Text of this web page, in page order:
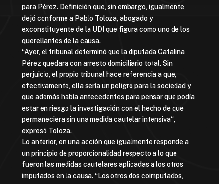
para Pérez. Definición que, sin embargo, igualmente
dejó conforme a Pablo Toloza, abogado y
exconstituyente de la UDI que figura como uno de los
querellantes de la causa.
“Ayer, el tribunal determinó que la diputada Catalina
Pérez quedara con arresto domiciliario total. Sin
perjuicio, el propio tribunal hace referencia a que,
efectivamente, ella sería un peligro para la sociedad y
que además había antecedentes para pensar que podía
estar en riesgo la investigación con el hecho de que
permaneciera sin una medida cautelar intensiva“,
expresó Toloza.
Lo anterior, en una acción que igualmente responde a
un principio de proporcionalidad respecto a lo que
fueron las medidas cautelares aplicadas a los otros
imputados en la causa. “Los otros dos coimputados,